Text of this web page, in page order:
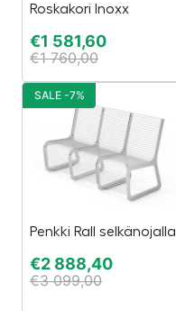
Roskakori Inoxx
€1 581,60
€1 760,00
Penkki Rall selkänojalla
€2 888,40
€3 099,00
SALE -7%